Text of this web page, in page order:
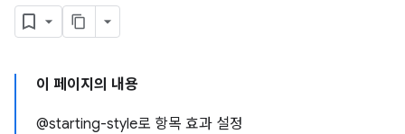
이 페이지의 내용
@starting-style로 항목 효과 설정